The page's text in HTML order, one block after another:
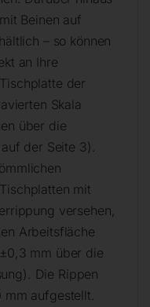
Beinen auf
– so können
an Ihre
der
Skala
über die
der Seite 3).
mit
versehen,
Arbeitsfläche
mm über die
Die Rippen
mm aufgestellt.